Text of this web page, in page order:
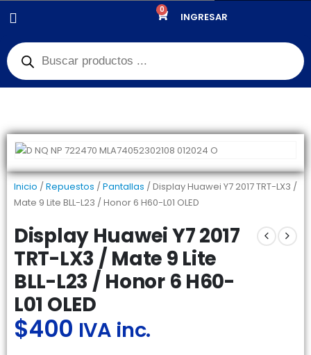
0
INGRESAR
PANTALLAS
L01 OLED
Inicio /Repuestos /Pantallas / Display Huawei Y7 2017 TRT-LX3 /
Mate 9 Lite BLL-L23 / Honor 6 H60-L01 OLED
Display Huawei Y7 2017
TRT-LX3 / Mate 9 Lite
BLL-L23 / Honor 6 H60-
L01 OLED
$400 IVA inc.